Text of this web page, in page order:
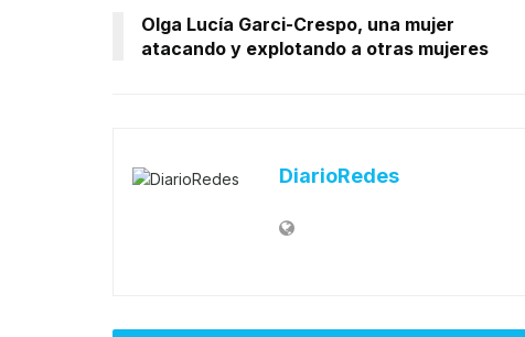
Olga Lucía Garci-Crespo, una mujer
atacando y explotando a otras mujeres
DiarioRedes